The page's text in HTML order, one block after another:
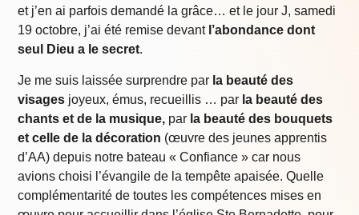
et j’en ai parfois demandé la grâce… et le jour J, samedi
19 octobre, j’ai été remise devant l’abondance dont
seul Dieu a le secret.
Je me suis laissée surprendre par la beauté des
visages joyeux, émus, recueillis … par la beauté des
chants et de la musique, par la beauté des bouquets
et celle de la décoration (œuvre des jeunes apprentis
d’AA) depuis notre bateau « Confiance » car nous
avions choisi l’évangile de la tempête apaisée. Quelle
complémentarité de toutes les compétences mises en